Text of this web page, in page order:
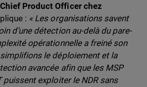
Product Officer chez
: « Les organisations savent
d’une détection au-delà du pare-
opérationnelle a freiné son
le déploiement et la
avancée afin que les MSP
puissent exploiter le NDR sans